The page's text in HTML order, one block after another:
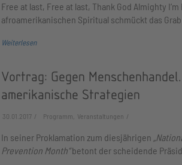
Free at last, Free at last, Thank God Almighty
afroamerikanischen Spiritual schmückt das Grab
Weiterlesen
Vortrag: Gegen
amerikanische Strategien
30.01.2017 Programm, Veranstaltungen
In seiner Proklamation zum diesjährigen
Prevention Month“betont der scheidende